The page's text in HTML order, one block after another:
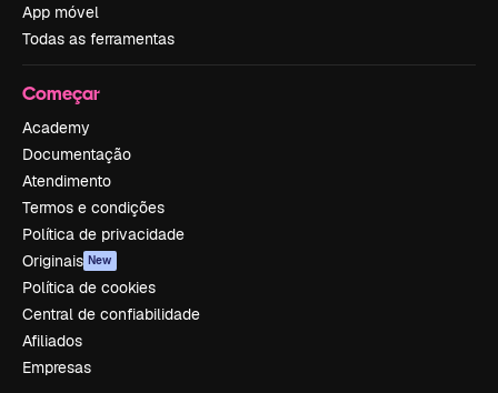
App móvel
Todas as ferramentas
Começar
Academy
Documentação
Atendimento
Termos e condições
Política de privacidade
Originais New
Política de cookies
Central de confiabilidade
Afiliados
Empresas